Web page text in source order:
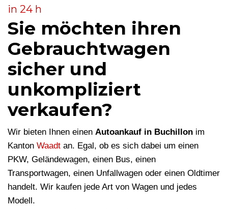
in 24 h
Sie möchten ihren
Gebrauchtwagen
sicher und
unkompliziert
verkaufen?
Wir bieten Ihnen einen Autoankauf in Buchillon im
Kanton Waadt an. Egal, ob es sich dabei um einen
PKW, Geländewagen, einen Bus, einen
Transportwagen, einen Unfallwagen oder einen Oldtimer
handelt. Wir kaufen jede Art von Wagen und jedes
Modell.